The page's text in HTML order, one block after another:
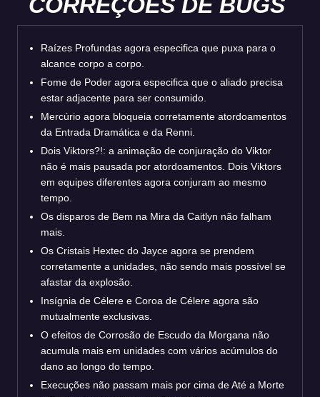
Raízes Profundas agora especifica que puxa para o
alcance corpo a corpo.
Fome de Poder agora especifica que o aliado precisa
estar adjacente para ser consumido.
Mercúrio agora bloqueia corretamente atordoamentos
da Entrada Dramática e da Renni.
Dois Viktors?!: a animação de conjuração do Viktor
não é mais pausada por atordoamentos. Dois Viktors
em equipes diferentes agora conjuram ao mesmo
tempo.
Os disparos de Bem na Mira da Caitlyn não falham
mais.
Os Cristais Hextec do Jayce agora se prendem
corretamente a unidades, não sendo mais possível se
afastar da explosão.
Insígnia de Célere e Coroa de Célere agora são
mutualmente exclusivas.
O efeitos de Corrosão de Escudo da Morgana não
acumula mais em unidades com vários acúmulos do
dano ao longo do tempo.
Execuções não passam mais por cima de Até a Morte